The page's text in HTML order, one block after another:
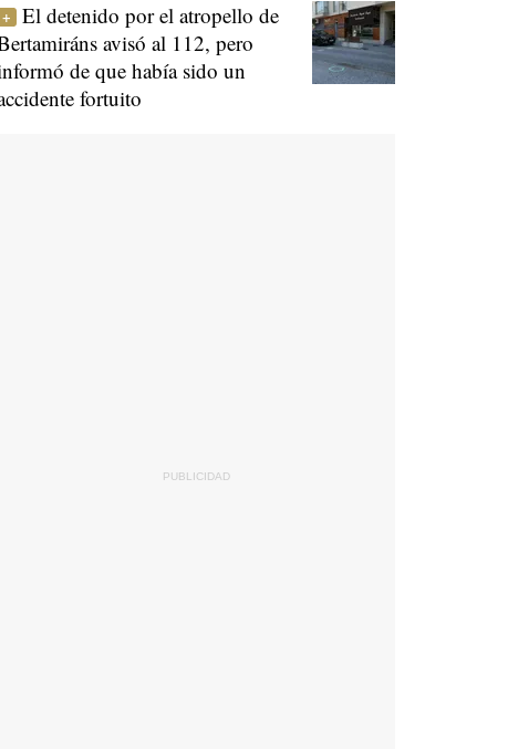
El detenido por el atropello de
avisó al 112, pero
de que había sido un
fortuito